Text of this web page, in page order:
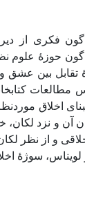
فکری از
حوزۀ
تقابل بین
اخلاق
آن و نزد
و از نظر
سوژۀ